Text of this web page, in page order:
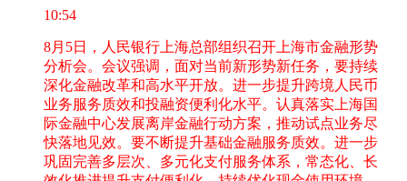
10:54
8月5日，人民银行上海总部组织召开上海市金融形势
分析会。会议强调，面对当前新形势新任务，要持续
深化金融改革和高水平开放。进一步提升跨境人民币
业务服务质效和投融资便利化水平。认真落实上海国
际金融中心发展离岸金融行动方案，推动试点业务尽
快落地见效。要不断提升基础金融服务质效。进一步
巩固完善多层次、多元化支付服务体系，常态化、长